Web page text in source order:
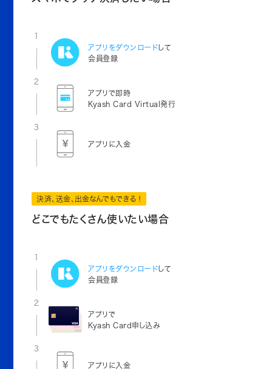
1
アプリをダウンロードして
会員登録
2
アプリで即時
Kyash Card Virtual発行
3
アプリに入金
決済、送金、出金なんでもできる！
どこでもたくさん使いたい場合
1
アプリをダウンロードして
会員登録
2
アプリで
Kyash Card申し込み
3
アプリに入金